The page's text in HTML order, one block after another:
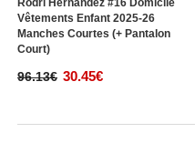
Rodri Hernandez #16 Domicile
Vêtements Enfant 2025-26
Manches Courtes (+ Pantalon
Court)
96.13€ 30.45€